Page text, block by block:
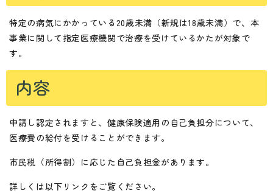
特定の病気にかかっている20歳未満（新規は18歳未満）で、本
事業に関して指定医療機関で治療を受けているかたが対象で
す。
内容
申請し認定されますと、健康保険適用の自己負担分について、
医療費の給付を受けることができます。
市民税（所得割）に応じた自己負担金があります。
詳しくは以下リンクをご覧ください。